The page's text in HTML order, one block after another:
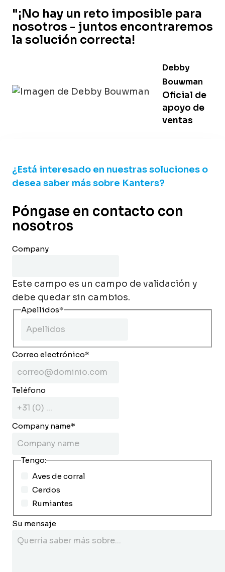
"¡No hay un reto imposible para
nosotros - juntos encontraremos
la solución correcta!
Debby
Bouwman
Oficial de
apoyo de
ventas
¿Está interesado en nuestras soluciones o
desea saber más sobre Kanters?
Póngase en contacto con
nosotros
Company
Este campo es un campo de validación y
debe quedar sin cambios.
Apellidos*
Correo electrónico*
Teléfono
Company name*
Tengo:
Aves de corral
Cerdos
Rumiantes
Su mensaje